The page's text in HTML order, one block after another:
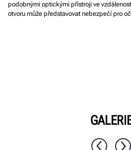
podobnými optickými přístroji ve
otvoru může představovat nebezpečí pro